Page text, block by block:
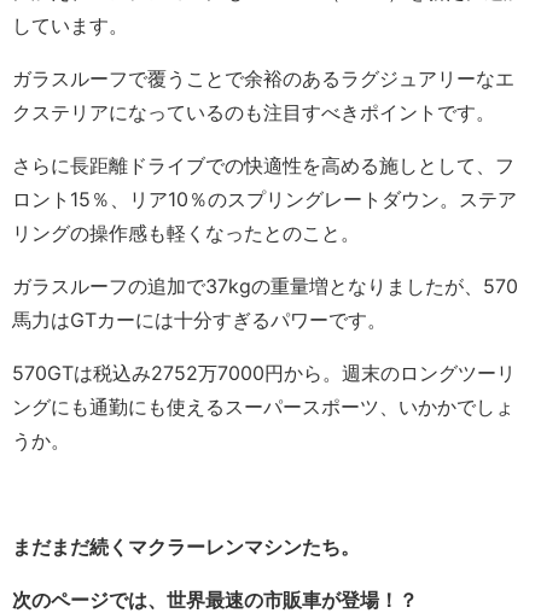
しています。
ガラスルーフで覆うことで余裕のあるラグジュアリーなエ
クステリアになっているのも注目すべきポイントです。
さらに長距離ドライブでの快適性を高める施しとして、フ
ロント15％、リア10％のスプリングレートダウン。ステア
リングの操作感も軽くなったとのこと。
ガラスルーフの追加で37kgの重量増となりましたが、570
馬力はGTカーには十分すぎるパワーです。
570GTは税込み2752万7000円から。週末のロングツーリ
ングにも通勤にも使えるスーパースポーツ、いかかでしょ
うか。
まだまだ続くマクラーレンマシンたち。
次のページでは、世界最速の市販車が登場！？